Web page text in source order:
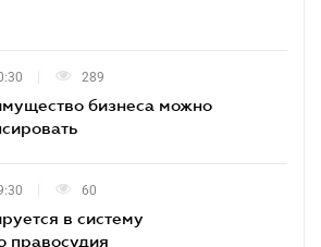
289
бизнеса можно
60
в систему
правосудия